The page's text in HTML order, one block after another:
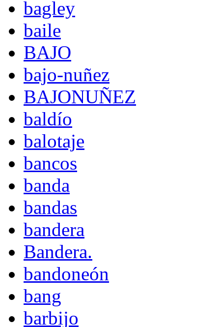
bagley
baile
BAJO
bajo-nuñez
BAJONUÑEZ
baldío
balotaje
bancos
banda
bandas
bandera
Bandera.
bandoneón
bang
barbijo